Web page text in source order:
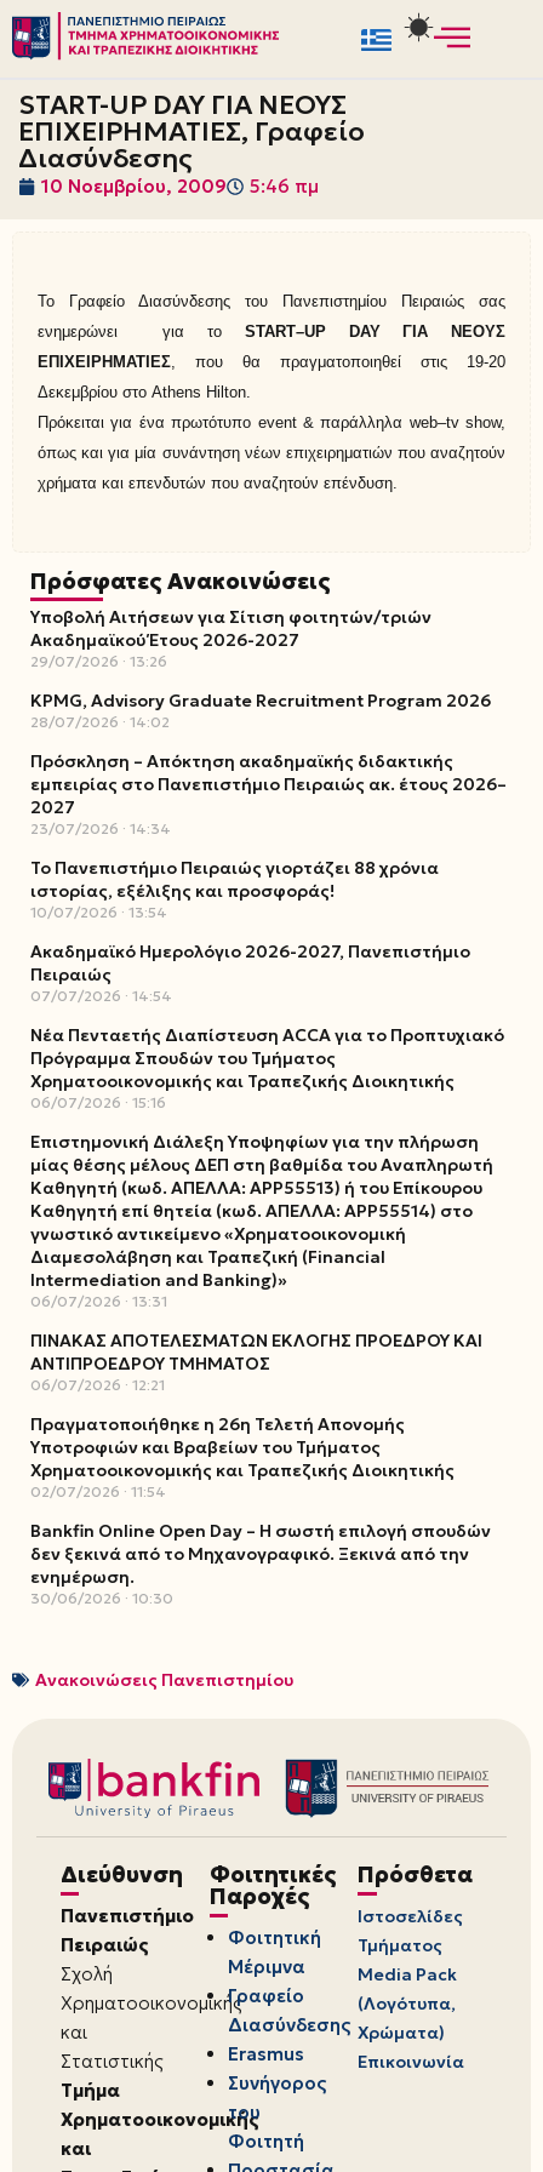
Μεταπηδήστε
στο
περιεχόμενο
START-UP DAY ΓΙΑ ΝΕΟΥΣ
ΕΠΙΧΕΙΡΗΜΑΤΙΕΣ, Γραφείο
Διασύνδεσης
10 Νοεμβρίου, 2009 5:46 πμ
Το Γραφείο Διασύνδεσης του Πανεπιστημίου Πειραιώς σας
ενημερώνει
για το START–UP DAYΓΙΑ ΝΕΟΥΣ
ΕΠΙΧΕΙΡΗΜΑΤΙΕΣ, που θα πραγματοποιηθεί στις 19-20
Δεκεμβρίου στο Athens Hilton.
Πρόκειται για ένα πρωτότυπο event& παράλληλα web–tv show,
όπως και για μία συνάντηση νέων επιχειρηματιών που αναζητούν
χρήματα και επενδυτών που αναζητούν επένδυση.
Πρόσφατες Ανακοινώσεις
Υποβολή Αιτήσεων για Σίτιση φοιτητών/τριών
Ακαδημαϊκού Έτους 2026-2027
29/07/2026 13:26
KPMG, Advisory Graduate Recruitment Program 2026
28/07/2026 14:02
Πρόσκληση – Απόκτηση ακαδημαϊκής διδακτικής
εμπειρίας στο Πανεπιστήμιο Πειραιώς ακ. έτους 2026–
2027
23/07/2026 14:34
Το Πανεπιστήμιο Πειραιώς γιορτάζει 88 χρόνια
ιστορίας, εξέλιξης και προσφοράς!
10/07/2026 13:54
Ακαδημαϊκό Ημερολόγιο 2026-2027, Πανεπιστήμιο
Πειραιώς
07/07/2026 14:54
Νέα Πενταετής Διαπίστευση ACCA για το Προπτυχιακό
Πρόγραμμα Σπουδών του Τμήματος
Χρηματοοικονομικής και Τραπεζικής Διοικητικής
06/07/2026 15:16
Επιστημονική Διάλεξη Υποψηφίων για την πλήρωση
μίας θέσης μέλους ΔΕΠ στη βαθμίδα του Αναπληρωτή
Καθηγητή (κωδ. ΑΠΕΛΛΑ: ΑΡΡ55513) ή του Επίκουρου
Καθηγητή επί θητεία (κωδ. ΑΠΕΛΛΑ: ΑΡΡ55514) στο
γνωστικό αντικείμενο «Χρηματοοικονομική
Διαμεσολάβηση και Τραπεζική (Financial
Intermediation and Banking)»
06/07/2026 13:31
ΠΙΝΑΚΑΣ ΑΠΟΤΕΛΕΣΜΑΤΩΝ ΕΚΛΟΓΗΣ ΠΡΟΕΔΡΟΥ ΚΑΙ
ΑΝΤΙΠΡΟΕΔΡΟΥ ΤΜΗΜΑΤΟΣ
06/07/2026 12:21
Πραγματοποιήθηκε η 26η Τελετή Απονομής
Υποτροφιών και Βραβείων του Τμήματος
Χρηματοοικονομικής και Τραπεζικής Διοικητικής
02/07/2026 11:54
Bankfin Online Open Day – Η σωστή επιλογή σπουδών
δεν ξεκινά από το Μηχανογραφικό. Ξεκινά από την
ενημέρωση.
30/06/2026 10:30
Ανακοινώσεις Πανεπιστημίου
Διεύθυνση
Πανεπιστήμιο
Πειραιώς
Σχολή
Χρηματοοικονομικής
και
Στατιστικής
Τμήμα
Χρηματοοικονομικής
και
Φοιτητικές
Παροχές
Φοιτητική
Μέριμνα
Γραφείο
Διασύνδεσης
Erasmus
Συνήγορος
του
Φοιτητή
Πρόσθετα
Ιστοσελίδες
Τμήματος
Media Pack
(Λογότυπα,
Χρώματα)
Επικοινωνία